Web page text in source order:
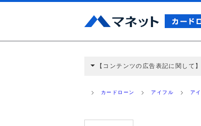
【コンテンツの広告表記に関して】
ミ収集などに基づき、公平性を担保
カードローン アイフル ア